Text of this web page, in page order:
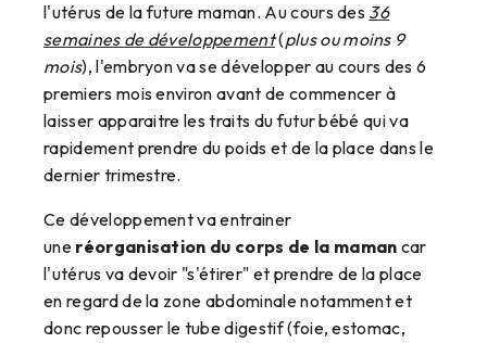
l'utérus de la future maman. Au cours des 36
semaines de développement(plus ou moins 9
mois), l'embryon va se développer au cours des 6
premiers mois environ avant de commencer à
laisser apparaitre les traits du futur bébé qui va
rapidement prendre du poids et de la place dans le
dernier trimestre.
Ce développement va entrainer
une réorganisation du corps de la maman car
l'utérus va devoir "s'étirer" et prendre de la place
en regard de la zone abdominale notamment et
donc repousser le tube digestif (foie, estomac,